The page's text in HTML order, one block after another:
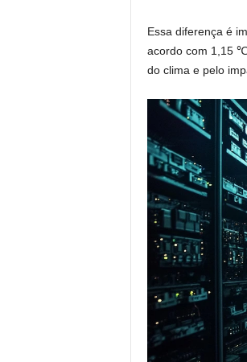
Essa diferença é
acordo com 1,15
do clima e pelo